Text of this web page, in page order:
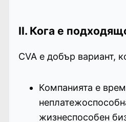
II. Кога е
CVA е добър вариант,
Компанията е
жизнеспособен